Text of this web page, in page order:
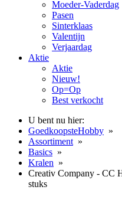
Moeder-Vaderdag
Pasen
Sinterklaas
Valentijn
Verjaardag
Aktie
Aktie
Nieuw!
Op=Op
Best verkocht
U bent nu hier:
GoedkoopsteHobby »
Assortiment »
Basics »
Kralen »
Creativ Company - CC
stuks